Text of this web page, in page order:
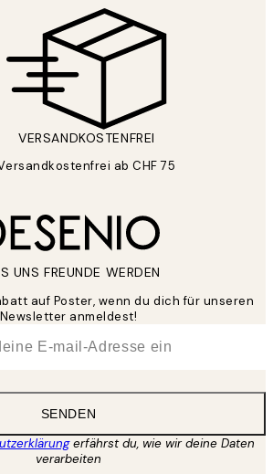
VERSANDKOSTENFREI
ab CHF 75
UNS FREUNDE WERDEN
auf Poster, wenn du dich für unseren
Newsletter anmeldest!
SENDEN
erfährst du, wie wir deine Daten
verarbeiten